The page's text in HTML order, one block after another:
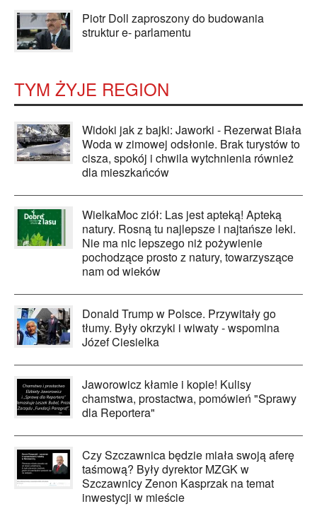
Piotr Doll zaproszony do budowania
struktur e- parlamentu
TYM ŻYJE REGION
Widoki jak z bajki: Jaworki - Rezerwat Biała
Woda w zimowej odsłonie. Brak turystów to
cisza, spokój i chwila wytchnienia również
dla mieszkańców
WielkaMoc ziół: Las jest apteką! Apteką
natury. Rosną tu najlepsze i najtańsze leki.
Nie ma nic lepszego niż pożywienie
pochodzące prosto z natury, towarzyszące
nam od wieków
Donald Trump w Polsce. Przywitały go
tłumy. Były okrzyki i wiwaty - wspomina
Józef Ciesielka
Jaworowicz kłamie i kopie! Kulisy
chamstwa, prostactwa, pomówień "Sprawy
dla Reportera"
Czy Szczawnica będzie miała swoją aferę
taśmową? Były dyrektor MZGK w
Szczawnicy Zenon Kasprzak na temat
inwestycji w mieście